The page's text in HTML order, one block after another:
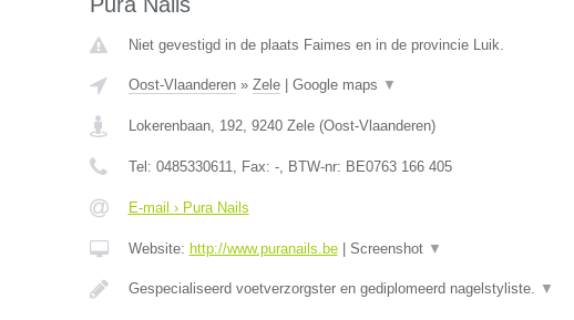
Niet gevestigd in de plaats Faimes en in de provincie Luik.
Oost-Vlaanderen» Zele| Google maps ▼
Lokerenbaan, 192, 9240 Zele(Oost-Vlaanderen)
Tel: 0485330611, Fax: -, BTW-nr: BE0763 166 405
E-mail › Pura Nails
Website: http://www.puranails.be| Screenshot ▼
Gespecialiseerd voetverzorgster en gediplomeerd nagelstyliste. ▼